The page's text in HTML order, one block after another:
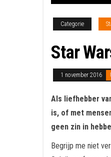
Categorie
Star
1 november 2016
Als liefhebber
is, of met
geen zin in
Begrijp me niet